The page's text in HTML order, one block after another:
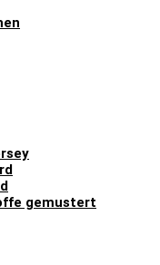
gemustert